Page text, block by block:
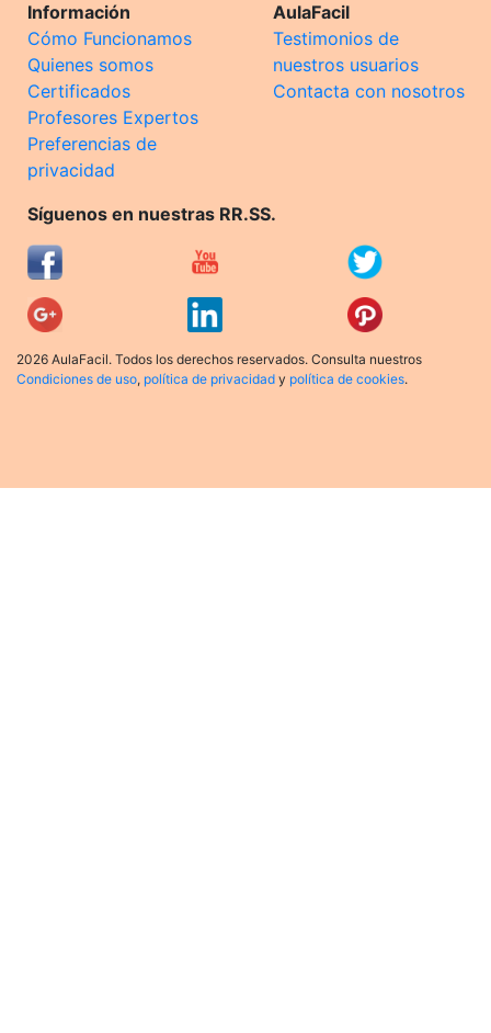
Información
Cómo Funcionamos
Quienes somos
Certificados
Profesores Expertos
Preferencias de
privacidad
AulaFacil
Testimonios de
nuestros usuarios
Contacta con nosotros
Síguenos en nuestras RR.SS.
2026 AulaFacil. Todos los derechos reservados. Consulta nuestros
Condiciones de uso, política de privacidad y política de cookies.